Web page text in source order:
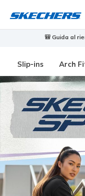
🎒 Guida al
Slip-ins Arch